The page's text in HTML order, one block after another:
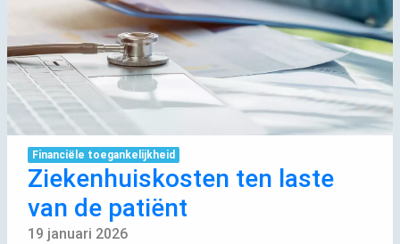
Financiële toegankelijkheid
Ziekenhuiskosten ten laste
van de patiënt
19 januari 2026